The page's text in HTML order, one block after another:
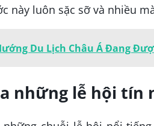
này luôn sặc sỡ và nhiều
Du Lịch Châu Á Đang
những lễ hội tín